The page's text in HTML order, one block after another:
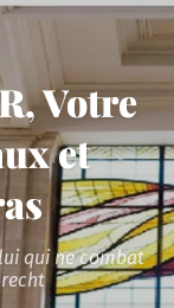
Votre
et
qui ne combat